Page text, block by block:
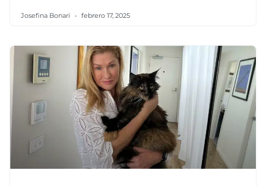
Josefina Bonari febrero 17, 2025